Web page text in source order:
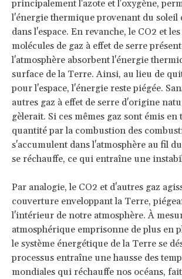
principalement l'azote et l'oxygène,
l'énergie thermique provenant du soleil
dans l'espace. En revanche, le CO2 et
molécules de gaz à effet de serre
l'atmosphère absorbent l'énergie
surface de la Terre. Ainsi, au lieu de
pour l'espace, l'énergie reste piégée.
autres gaz à effet de serre d'origine
gèlerait. Si ces mêmes gaz sont émis
quantité par la combustion des
s'accumulent dans l'atmosphère au fil
se réchauffe, ce qui entraîne une
Par analogie, le CO2 et d'autres gaz
couverture enveloppant la Terre,
l'intérieur de notre atmosphère. À
atmosphérique emprisonne de plus en
le système énergétique de la Terre se
processus entraîne une hausse des
mondiales qui réchauffe nos océans,